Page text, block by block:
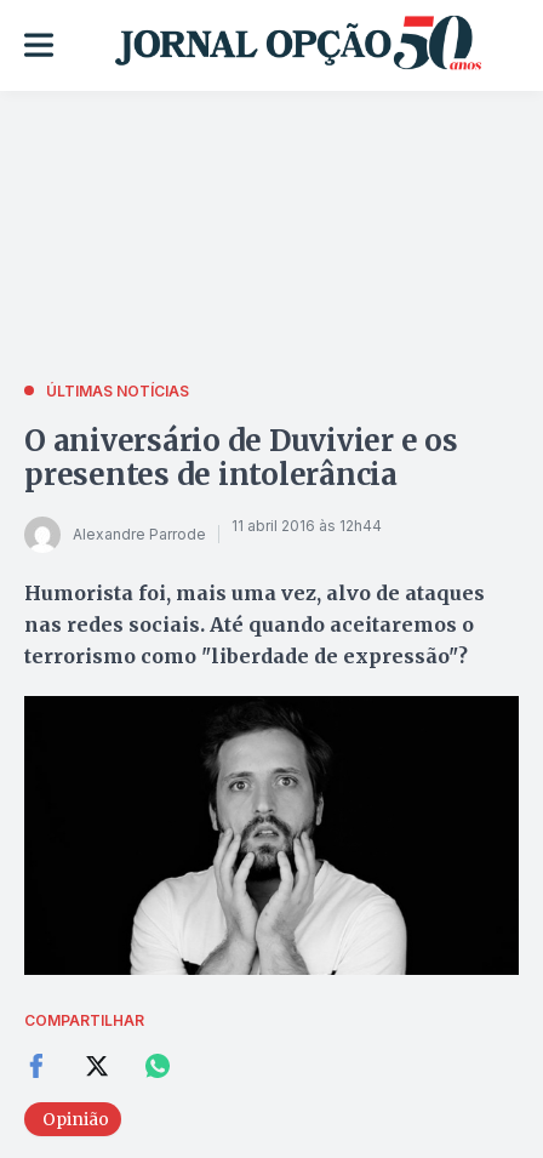
ÚLTIMAS NOTÍCIAS
O aniversário de Duvivier e os
presentes de intolerância
Alexandre Parrode 11 abril 2016 às 12h44
Humorista foi, mais uma vez, alvo de ataques
nas redes sociais. Até quando aceitaremos o
terrorismo como "liberdade de expressão"?
COMPARTILHAR
Opinião